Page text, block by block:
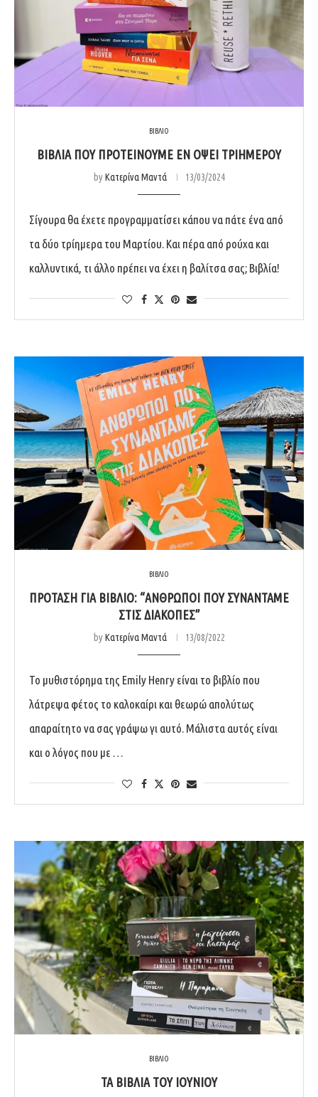
ΒΙΒΛΙΟ
ΒΙΒΛΙΑ ΠΟΥ ΠΡΟΤΕΙΝΟΥΜΕ ΕΝ ΟΨΕΙ ΤΡΙΗΜΕΡΟΥ
byΚατερίνα Μαντά 13/03/2024
Σίγουρα θα έχετε προγραμματίσει κάπου να πάτε ένα από
τα δύο τρίημερα του Μαρτίου. Και πέρα από ρούχα και
καλλυντικά, τι άλλο πρέπει να έχει η βαλίτσα σας; Βιβλία!
ΒΙΒΛΙΟ
ΠΡΟΤΑΣΗ ΓΙΑ ΒΙΒΛΙΟ: “ΆΝΘΡΩΠΟΙ ΠΟΥ ΣΥΝΑΝΤΑΜΕ
ΣΤΙΣ ΔΙΑΚΟΠΕΣ”
byΚατερίνα Μαντά 13/08/2022
Το μυθιστόρημα της Emily Henry είναι το βιβλίο που
λάτρεψα φέτος το καλοκαίρι και θεωρώ απολύτως
απαραίτητο να σας γράψω γι αυτό. Μάλιστα αυτός είναι
και ο λόγος που με …
ΒΙΒΛΙΟ
ΤΑ ΒΙΒΛΙΑ ΤΟΥ ΙΟΥΝΙΟΥ